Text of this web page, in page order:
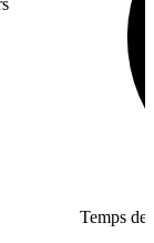
Temps de